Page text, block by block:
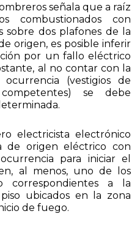
señala que a raíz
combustionados con
sobre dos plafones de la
origen, es posible inferir
por un fallo eléctrico
al no contar con la
(vestigios de
se debe
electricista electrónico
de origen eléctrico con
para iniciar el
al menos, uno de los
a la
ubicados en la zona
de fuego.